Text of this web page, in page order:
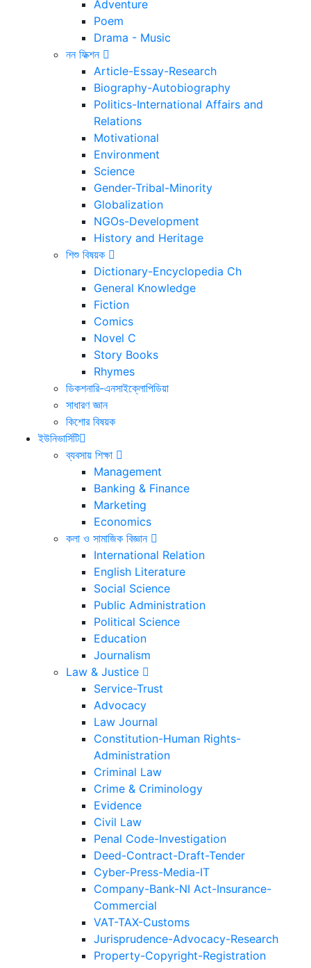
Adventure
Poem
Drama - Music
নন ফিক্শন
Article-Essay-Research
Biography-Autobiography
Politics-International Affairs and
Relations
Motivational
Environment
Science
Gender-Tribal-Minority
Globalization
NGOs-Development
History and Heritage
শিশু বিষয়ক
Dictionary-Encyclopedia Ch
General Knowledge
Fiction
Comics
Novel C
Story Books
Rhymes
ডিকশনারি-এনসাইক্লোপিডিয়া
সাধারণ জ্ঞান
কিশোর বিষয়ক
ইউনিভার্সিটি
ব্যবসায় শিক্ষা
Management
Banking & Finance
Marketing
Economics
কলা ও সামাজিক বিজ্ঞান
International Relation
English Literature
Social Science
Public Administration
Political Science
Education
Journalism
Law & Justice
Service-Trust
Advocacy
Law Journal
Constitution-Human Rights-
Administration
Criminal Law
Crime & Criminology
Evidence
Civil Law
Penal Code-Investigation
Deed-Contract-Draft-Tender
Cyber-Press-Media-IT
Company-Bank-NI Act-Insurance-
Commercial
VAT-TAX-Customs
Jurisprudence-Advocacy-Research
Property-Copyright-Registration